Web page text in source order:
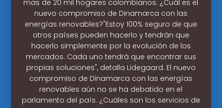
mas de 20 mil hogares colombianos. ¿Cuál es el
nuevo compromiso de Dinamarca con las
energías renovables?"Estoy 100% seguro de que
otros países pueden hacerlo y tendrán que
hacerlo simplemente por la evolución de los
mercados. Cada uno tendrá que encontrar sus
propias soluciones", detalla Lidegaard. El nuevo
compromiso de Dinamarca con las energías
renovables aún no se ha debatido en el
parlamento del país. ¿Cuáles son los servicios de